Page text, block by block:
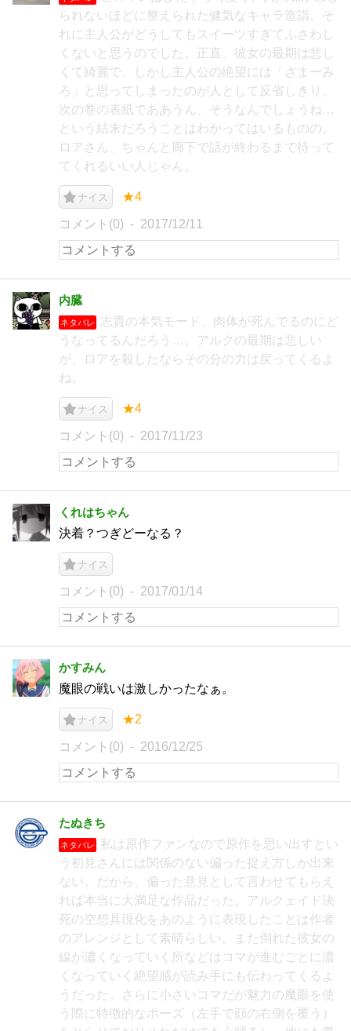
られないほどに整えられた健気なキャラ造詣。そ
れに主人公がどうしてもスイーツすぎてふさわし
くないと思うのでした。正直、彼女の最期は悲し
くて綺麗で、しかし主人公の絶望には「ざまーみ
ろ」と思ってしまったのが人として反省しきり。
次の巻の表紙でああうん、そうなんでしょうね…
という結末だろうことはわかってはいるものの。
ロアさん、ちゃんと廊下で話が終わるまで待って
てくれるいい人じゃん。
ナイス ★4
コメント(0) 2017/12/11
内臓
ネタバレ
志貴の本気モード、肉体が死んでるのにど
うなってるんだろう…。アルクの最期は悲しい
が、ロアを殺したならその分の力は戻ってくるよ
ね。
ナイス ★4
コメント(0) 2017/11/23
くれはちゃん
決着？つぎどーなる？
ナイス
コメント(0) 2017/01/14
かすみん
魔眼の戦いは激しかったなぁ。
ナイス ★2
コメント(0) 2016/12/25
たぬきち
ネタバレ
私は原作ファンなので原作を思い出すとい
う初見さんには関係のない偏った捉え方しか出来
ない。だから、偏った意見として言わせてもらえ
れば本当に大満足な作品だった。アルクェイド決
死の空想具現化をあのように表現したことは作者
のアレンジとして素晴らしい。また倒れた彼女の
線が濃くなっていく所などはコマが進むごとに濃
くなっていく絶望感が読み手にも伝わってくるよ
うだった。さらに小さいコマだが魅力の魔眼を使
う際に特徴的なポーズ（左手で顔の右側を覆う）